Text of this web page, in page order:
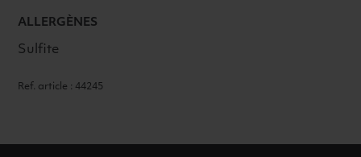
ALLERGÈNES
Sulfite
Ref. article : 44245